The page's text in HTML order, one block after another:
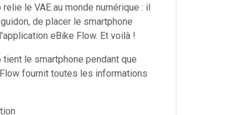
relie le VAE au monde numérique : il
de placer le smartphone
eBike Flow. Et voilà !
tient le smartphone pendant que
fournit toutes les informations